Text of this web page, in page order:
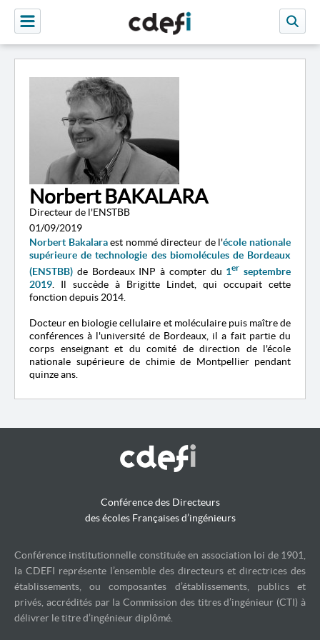
Norbert BAKALARA
Directeur de l'ENSTBB
01/09/2019
Norbert Bakalaraest nommé directeur de l'école nationale
supérieure de technologie des biomolécules de Bordeaux
(ENSTBB) de Bordeaux INP à compter du 1er septembre
2019 . Il succède à Brigitte Lindet, qui occupait cette
fonction depuis 2014.
Docteur en biologie cellulaire et moléculaire puis maître de
conférences à l'université de Bordeaux, il a fait partie du
corps enseignant et du comité de direction de l'école
nationale supérieure de chimie de Montpellier pendant
quinze ans.
Conférence des Directeurs
des écoles Françaises d’ingénieurs
Conférence institutionnelle constituée en association loi de 1901,
la CDEFI représente l’ensemble des directeurs et directrices des
établissements, ou composantes d’établissements, publics et
privés, accrédités par la Commission des titres d’ingénieur (CTI) à
délivrer le titre d’ingénieur diplômé.